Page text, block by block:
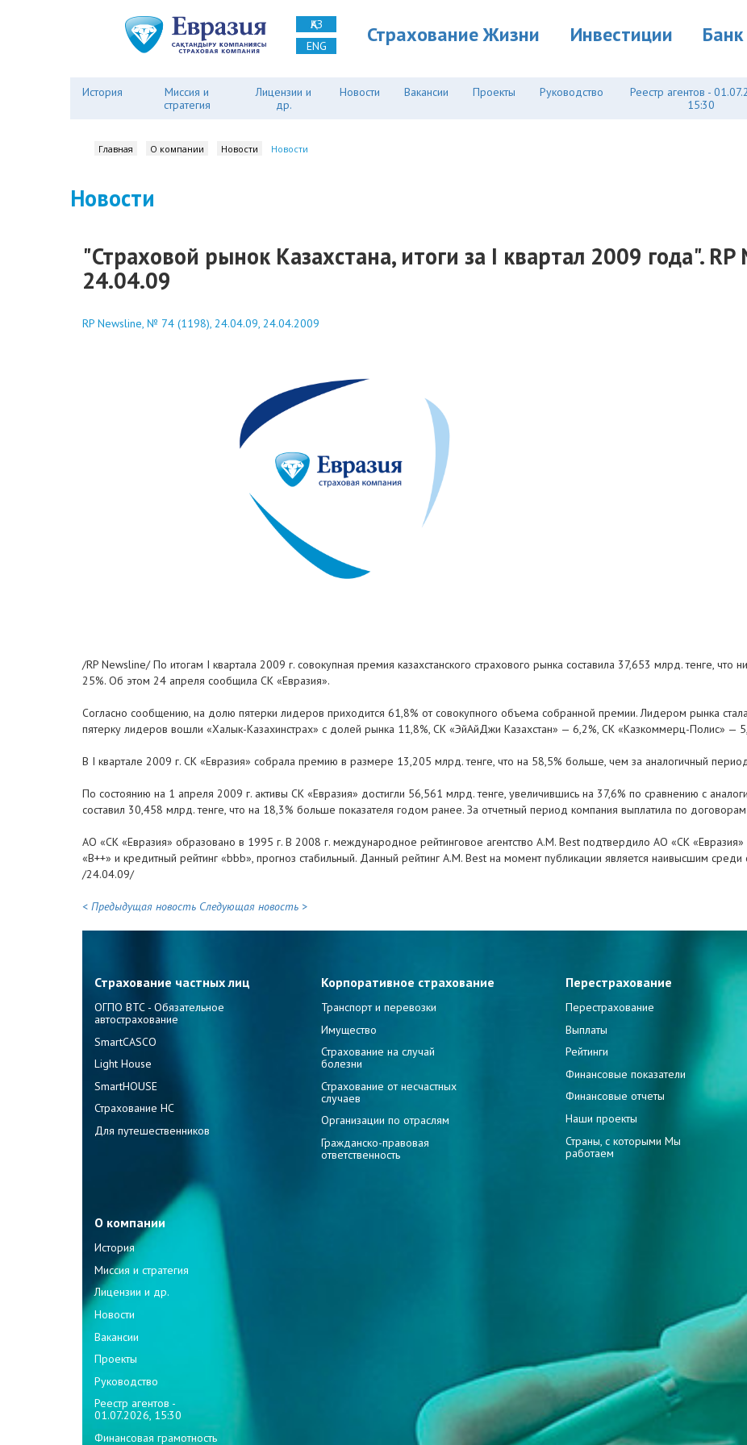
ҚАЗ
ENG
Страхование Жизни Инвестиции Банк
История
Миссия и
стратегия
Лицензии и
др.
Новости Вакансии Проекты Руководство
Реестр агентов -
15:30
Главная О компании Новости Новости
Новости
"Страховой рынок Казахстана, итоги за I квартал 2009 года".
24.04.09
RP Newsline, № 74 (1198), 24.04.09, 24.04.2009
/RP Newsline/ По итогам I квартала 2009 г. совокупная премия казахстанского страхового рынка составила 37,653 млрд. тенге, что
25%. Об этом 24 апреля сообщила СК «Евразия».
Согласно сообщению, на долю пятерки лидеров приходится 61,8% от совокупного объема собранной премии. Лидером рынка
пятерку лидеров вошли «Халык-Казахинстрах» с долей рынка 11,8%, СК «ЭйАйДжи Казахстан» — 6,2%, СК «Казкоммерц-Полис» —
В I квартале 2009 г. СК «Евразия» собрала премию в размере 13,205 млрд. тенге, что на 58,5% больше, чем за аналогичный
По состоянию на 1 апреля 2009 г. активы СК «Евразия» достигли 56,561 млрд. тенге, увеличившись на 37,6% по сравнению с
составил 30,458 млрд. тенге, что на 18,3% больше показателя годом ранее. За отчетный период компания выплатила по
АО «СК «Евразия» образовано в 1995 г. В 2008 г. международное рейтинговое агентство A.M. Best подтвердило АО «СК «Евразия»
«B++» и кредитный рейтинг «bbb», прогноз стабильный. Данный рейтинг A.M. Best на момент публикации является наивысшим
/24.04.09/
< Предыдущая новость Следующая новость >
Страхование частных лиц
ОГПО ВТС - Обязательное
автострахование
SmartCASCO
Light House
SmartHOUSE
Страхование НС
Для путешественников
Корпоративное страхование
Транспорт и перевозки
Имущество
Страхование на случай
болезни
Страхование от несчастных
случаев
Организации по отраслям
Гражданско-правовая
ответственность
Перестрахование
Перестрахование
Выплаты
Рейтинги
Финансовые показатели
Финансовые отчеты
Наши проекты
Страны, с которыми Мы
работаем
О компании
История
Миссия и стратегия
Лицензии и др.
Новости
Вакансии
Проекты
Руководство
Реестр агентов -
01.07.2026, 15:30
Финансовая грамотность